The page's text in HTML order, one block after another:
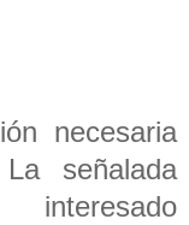
necesaria
señalada
interesado